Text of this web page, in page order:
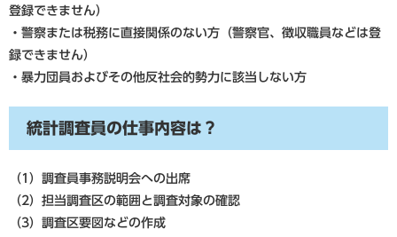
登録できません）
・警察または税務に直接関係のない方（警察官、徴収職員などは登
録できません）
・暴力団員およびその他反社会的勢力に該当しない方
統計調査員の仕事内容は？
（1）調査員事務説明会への出席
（2）担当調査区の範囲と調査対象の確認
（3）調査区要図などの作成